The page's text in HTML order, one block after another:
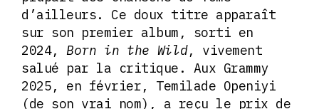
d’ailleurs. Ce doux titre apparaît
sur son premier album, sorti en
2024, Born in the Wild, vivement
salué par la critique. Aux Grammy
2025, en février, Temilade Openiyi
(de son vrai nom), a reçu le prix de